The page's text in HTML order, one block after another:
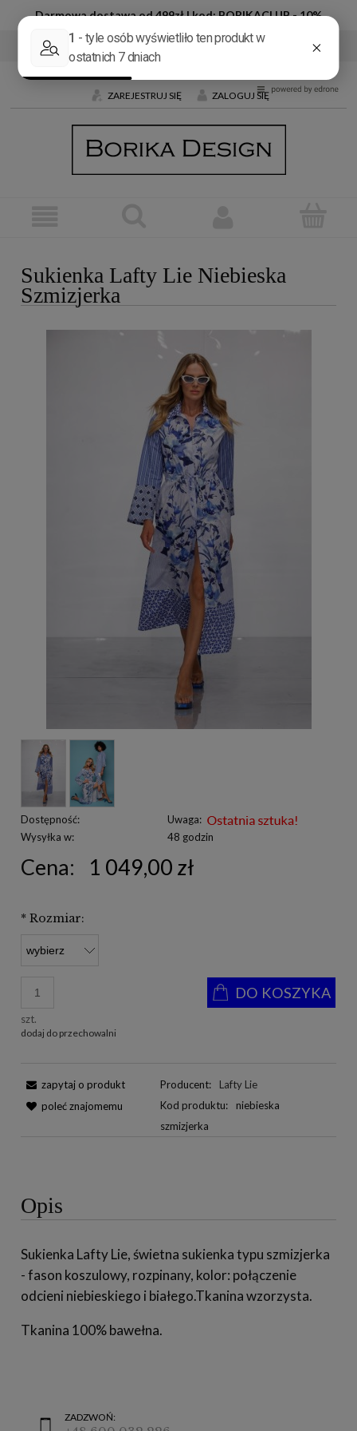
Darmowa dostawa od 499zł | kod: BORIKACLUB - 10%
Tel: +48 600 032 226 E-mail:butik@borika.pl
ZAREJESTRUJ SIĘ ZALOGUJ SIĘ
Sukienka Lafty Lie Niebieska
Szmizjerka
Dostępność:
Uwaga:
Wysyłka w:
48 godzin
Cena: 1 049,00 zł
* Rozmiar:
szt.
DO KOSZYKA
dodaj do przechowalni
Producent:
Lafty Lie
Kod produktu:
niebieska
szmizjerka
zapytaj o produkt
poleć znajomemu
Opis
Sukienka Lafty Lie, świetna sukienka typu szmizjerka
- fason koszulowy, rozpinany, kolor: połączenie
odcieni niebieskiego i białego.Tkanina wzorzysta.
Tkanina 100% bawełna.
ZADZWOŃ: